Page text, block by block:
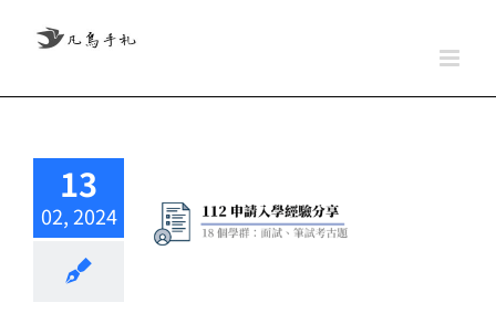
13
02, 2024